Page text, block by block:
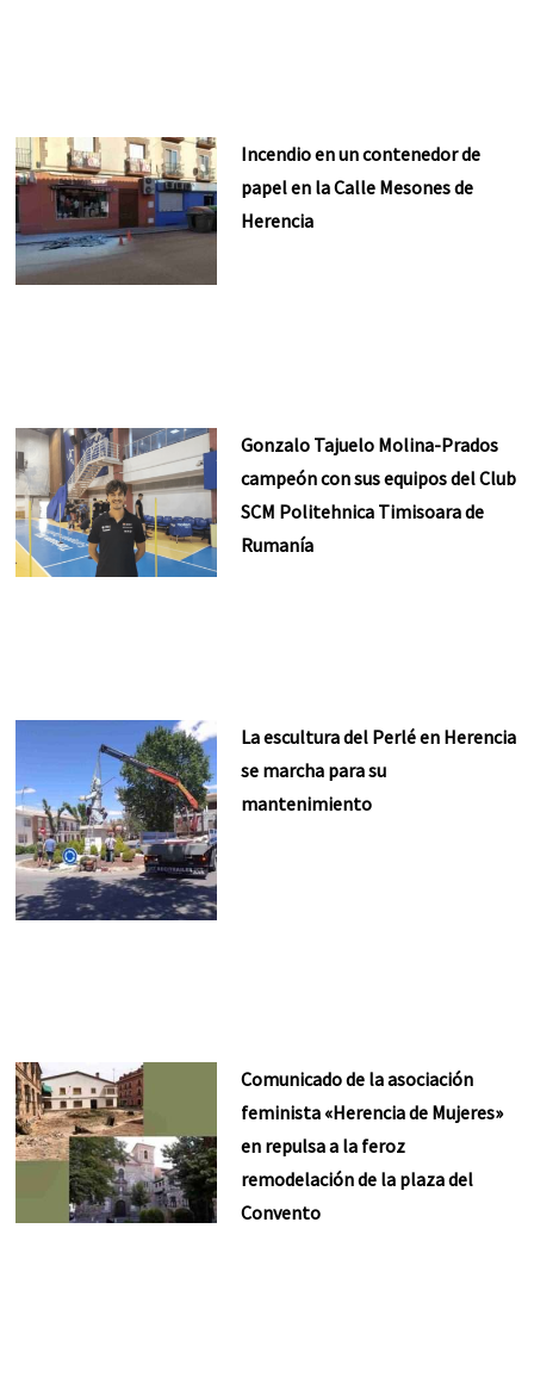
Incendio en un contenedor de
papel en la Calle Mesones de
Herencia
Gonzalo Tajuelo Molina-Prados
campeón con sus equipos del Club
SCM Politehnica Timisoara de
Rumanía
La escultura del Perlé en Herencia
se marcha para su
mantenimiento
Comunicado de la asociación
feminista «Herencia de Mujeres»
en repulsa a la feroz
remodelación de la plaza del
Convento